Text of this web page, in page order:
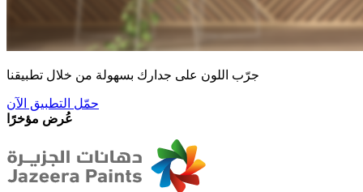
جرّب اللون على جدارك بسهولة من خلال تطبيقنا
حمّل التطبيق الآن
عُرض مؤخرًا